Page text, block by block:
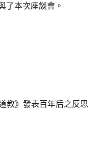
了本次座談會。
教》發表百年后之反思